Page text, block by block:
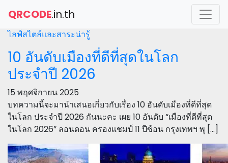
QRCODE.in.th
ไลฟ์สไตล์และสาระน่ารู้
10 อันดับเมืองที่ดีที่สุดในโลก
ประจำปี 2026
15 พฤศจิกายน 2025
บทความนี้จะมานำเสนอเกี่ยวกับเรื่อง 10 อันดับเมืองที่ดีที่สุด
ในโลก ประจำปี 2026 กันนะคะ เผย 10 อันดับ “เมืองที่ดีที่สุด
ในโลก 2026” ลอนดอน ครองแชมป์ 11 ปีซ้อน กรุงเทพฯ พุ […]